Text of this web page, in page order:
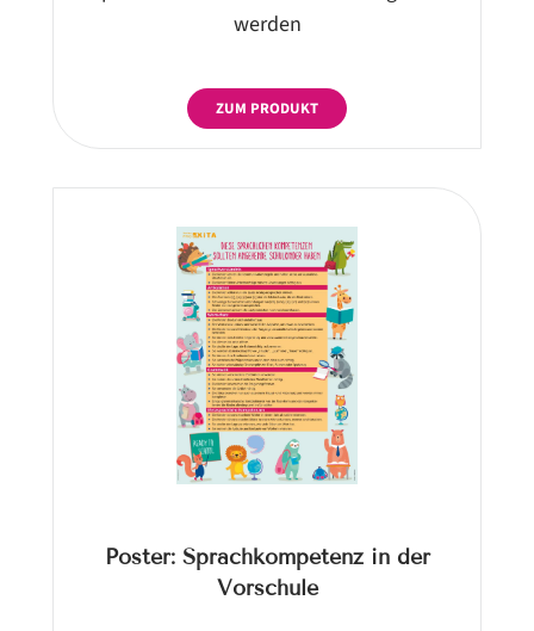
werden
ZUM PRODUKT
Poster: Sprachkompetenz in der
Vorschule